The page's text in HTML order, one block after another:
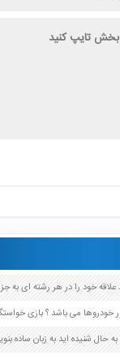
خودروها می باشد ؟ بازی